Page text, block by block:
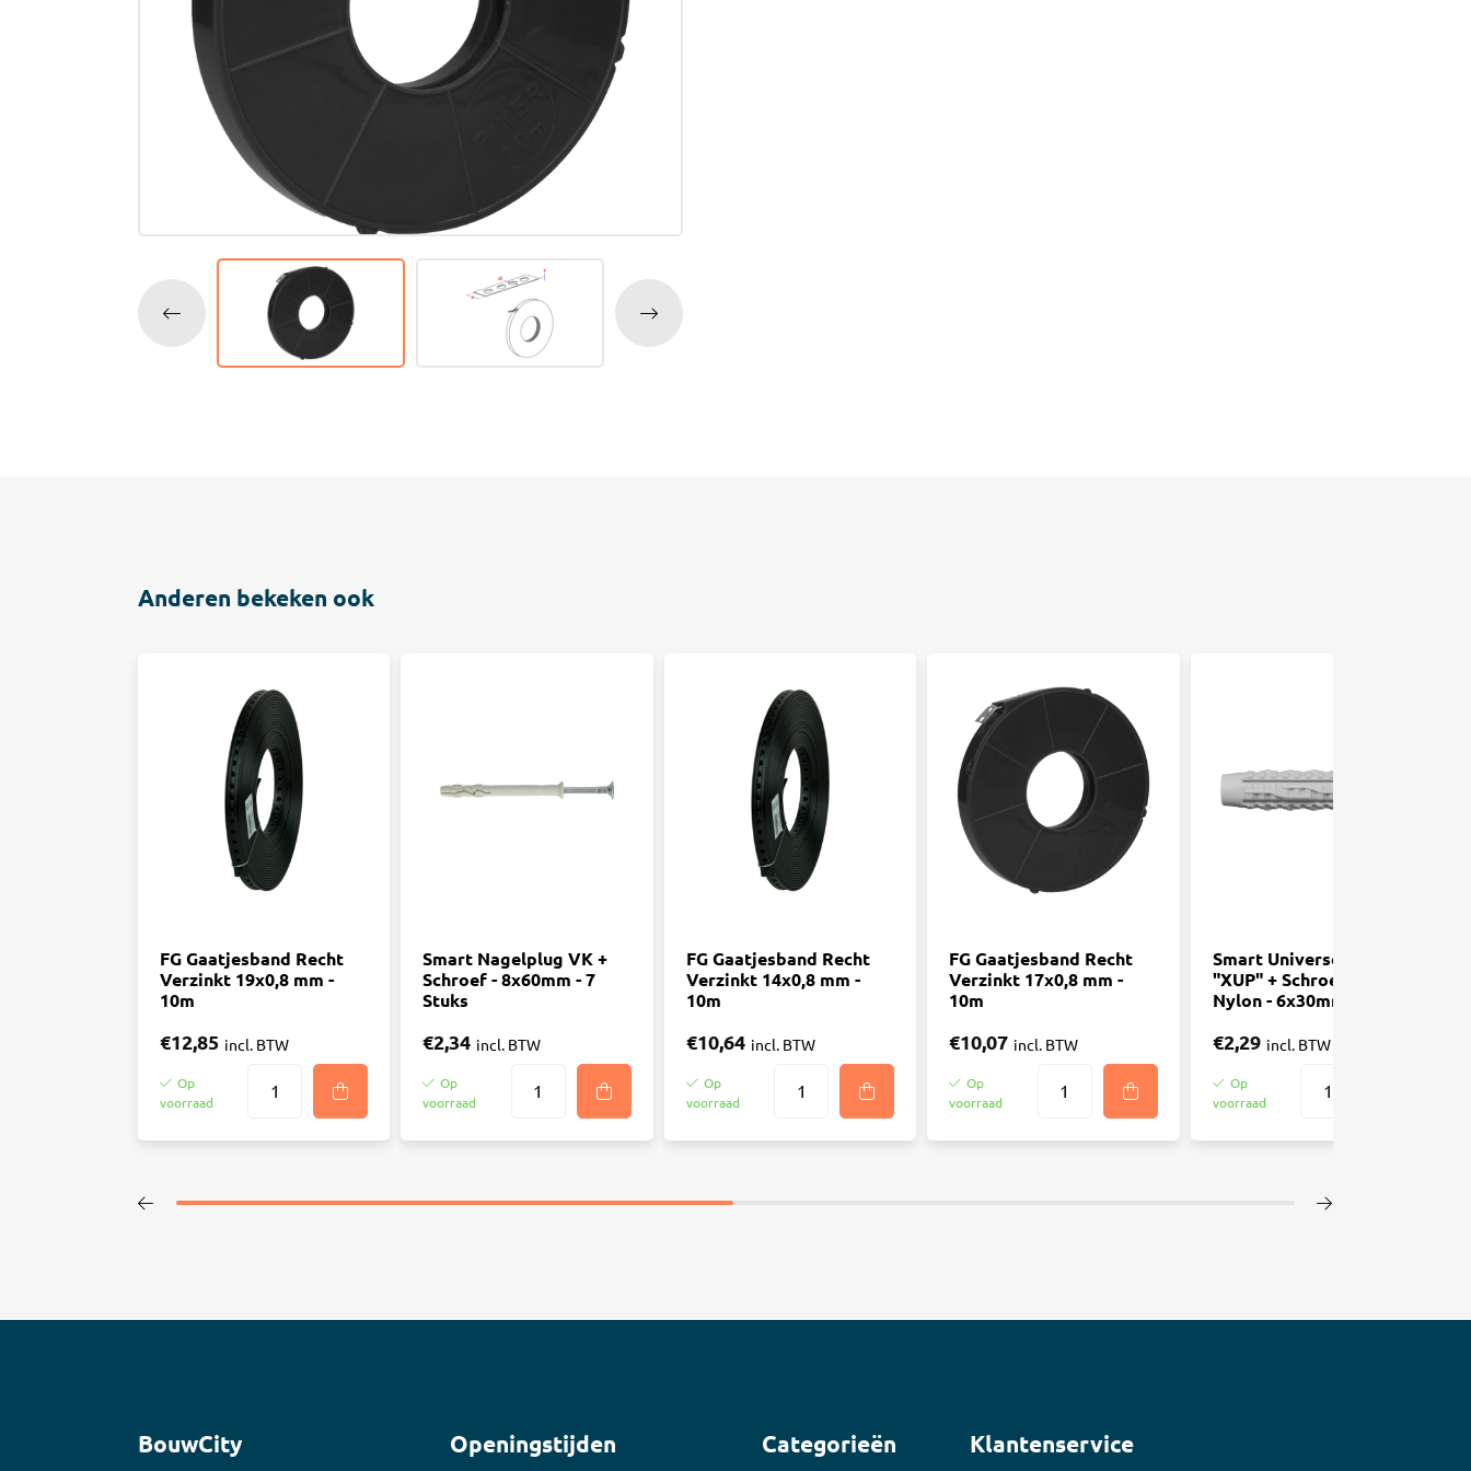
Baden
Trap
Radiatoren
Elektra
Gereedschap
Tegellijm
Voegmiddel
Acrylaatkitten
Siliconenkitten
Toebehoren Kit
Anderen bekeken ook
FG Gaatjesband Recht
Verzinkt 19x0,8 mm -
10m
€12,85 incl. BTW
Op
voorraad
Smart Nagelplug VK +
Schroef - 8x60mm - 7
Stuks
€2,34 incl. BTW
Op
voorraad
FG Gaatjesband Recht
Verzinkt 14x0,8 mm -
10m
€10,64 incl. BTW
Op
voorraad
FG Gaatjesband Recht
Verzinkt 17x0,8 mm -
10m
€10,07 incl. BTW
Op
voorraad
Smart Universeelplug
"XUP" + Schroefoog -
Nylon - 6x30mm - 6 Stuks
€2,29 incl. BTW
Op
voorraad
BouwCity Openingstijden Categorieën Klantenservice